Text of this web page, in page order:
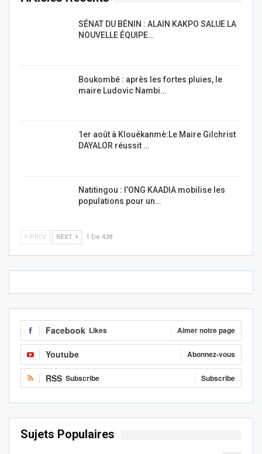
SÉNAT DU BÉNIN : ALAIN KAKPO SALUE LA
NOUVELLE ÉQUIPE…
Boukombé : après les fortes pluies, le
maire Ludovic Nambi…
1er août à Klouékanmè:Le Maire Gilchrist
DAYALOR réussit …
Natitingou : l’ONG KAADIA mobilise les
populations pour un…
PREV NEXT 1 De 438
Facebook Likes Aimer notre page
Youtube Abonnez-vous
RSS Subscribe Subscribe
Sujets Populaires